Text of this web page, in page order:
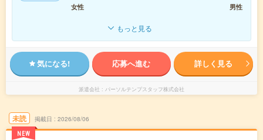
女性
男性
もっと見る
気になる! 応募へ進む 詳しく見る
派遣会社 パーソルテンプスタッフ株式会社
未読
NEW
掲載日 2026/08/06